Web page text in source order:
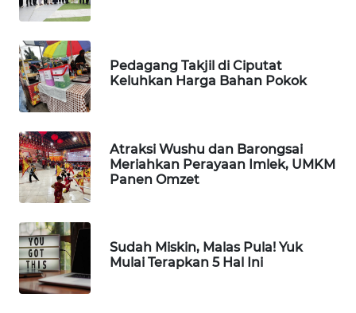
Pedagang Takjil di Ciputat
Keluhkan Harga Bahan Pokok
Atraksi Wushu dan Barongsai
Meriahkan Perayaan Imlek, UMKM
Panen Omzet
Sudah Miskin, Malas Pula! Yuk
Mulai Terapkan 5 Hal Ini
LPKKI
KOPEKLIN
PORTAL
KONSUMEN
FORWAMKI